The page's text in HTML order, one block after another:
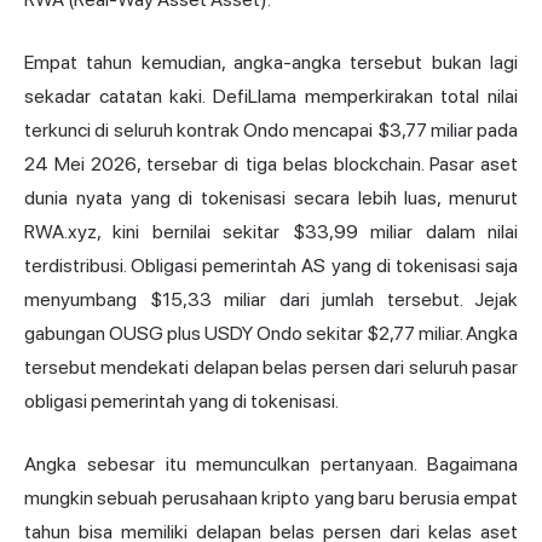
Empat tahun kemudian, angka-angka tersebut bukan lagi
sekadar catatan kaki. DefiLlama memperkirakan total nilai
terkunci di seluruh kontrak Ondo mencapai $3,77 miliar pada
24 Mei 2026, tersebar di tiga belas blockchain. Pasar aset
dunia nyata yang di tokenisasi secara lebih luas, menurut
RWA.xyz, kini bernilai sekitar $33,99 miliar dalam nilai
terdistribusi. Obligasi pemerintah AS yang di tokenisasi saja
menyumbang $15,33 miliar dari jumlah tersebut. Jejak
gabungan OUSG plus USDY Ondo sekitar $2,77 miliar. Angka
tersebut mendekati delapan belas persen dari seluruh pasar
obligasi pemerintah yang di tokenisasi.
Angka sebesar itu memunculkan pertanyaan. Bagaimana
mungkin sebuah perusahaan kripto yang baru berusia empat
tahun bisa memiliki delapan belas persen dari kelas aset